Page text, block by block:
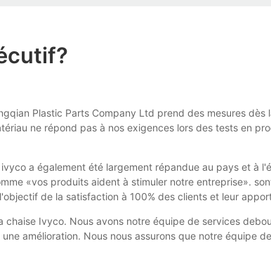
Plastic Parts Company Ltd prend des mesures
ne répond pas à nos exigences lors des tests en
a également été largement répandue au pays et à
«vos produits aident à stimuler notre entreprise».
de la satisfaction à 100% des clients et leur
Ivyco. Nous avons notre équipe de services
amélioration. Nous nous assurons que notre équipe